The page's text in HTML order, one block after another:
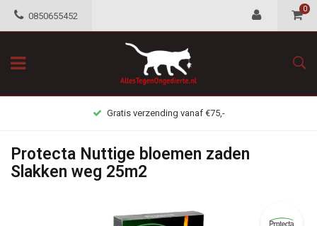
0850655452
0
Gratis verzending vanaf €75,-
Protecta Nuttige bloemen zaden
Slakken weg 25m2